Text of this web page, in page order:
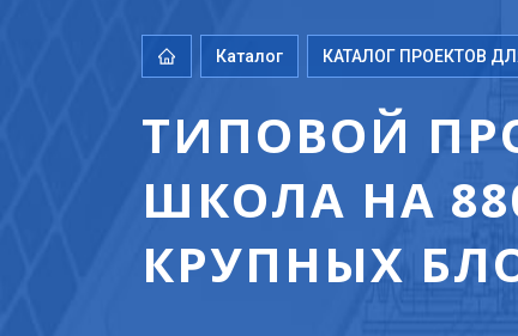
Каталог КАТАЛОГ ПРОЕКТОВ
ТИПОВОЙ
ШКОЛА НА
КРУПНЫХ